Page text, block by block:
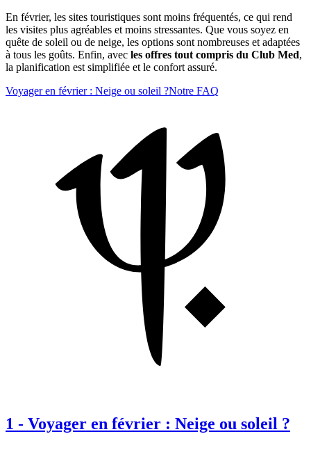
En février, les sites touristiques sont moins fréquentés, ce qui rend
les visites plus agréables et moins stressantes. Que vous soyez en
quête de soleil ou de neige, les options sont nombreuses et adaptées
à tous les goûts. Enfin, avec les offres tout compris du Club Med,
la planification est simplifiée et le confort assuré.
Voyager en février : Neige ou soleil ?Notre FAQ
1 - Voyager en février : Neige ou soleil ?